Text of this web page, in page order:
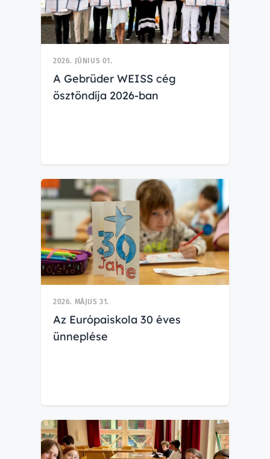
2026. JÚNIUS 01.
A Gebrüder WEISS cég
ösztöndíja 2026-ban
2026. MÁJUS 31.
Az Európaiskola 30 éves
ünneplése